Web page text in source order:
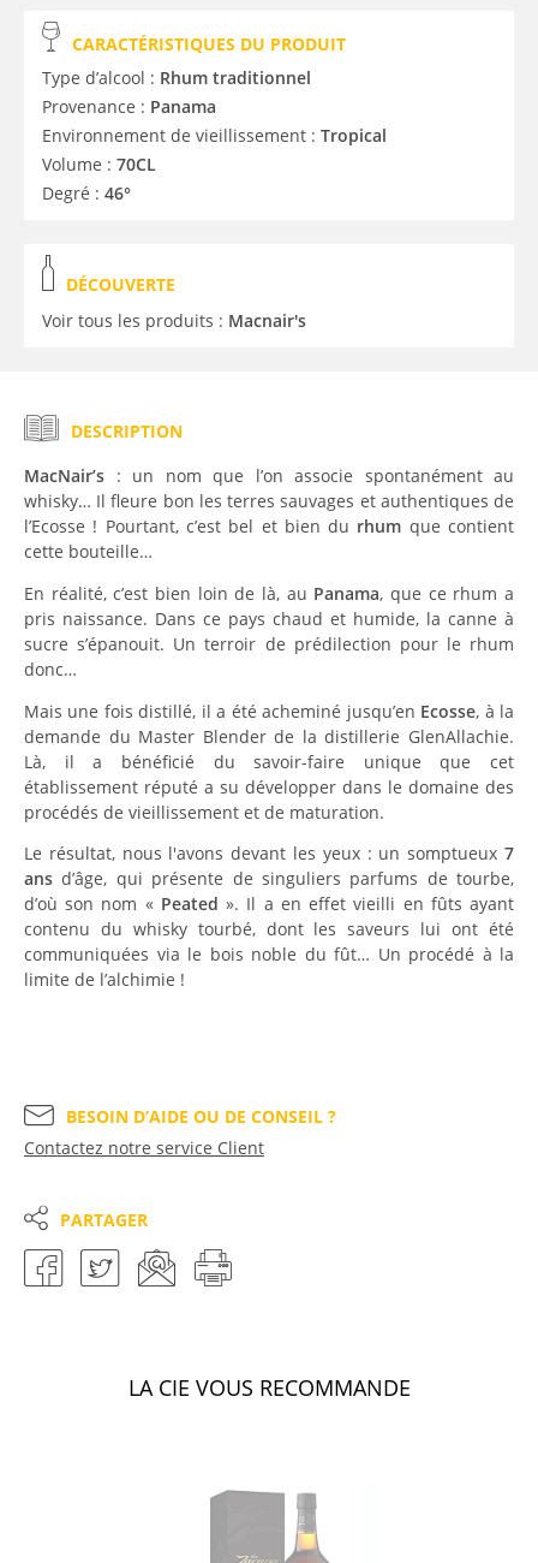
CARACTÉRISTIQUES DU PRODUIT
Type d’alcool : Rhum traditionnel
Provenance : Panama
Environnement de vieillissement : Tropical
Volume : 70CL
Degré : 46°
DÉCOUVERTE
Voir tous les produits : Macnair's
DESCRIPTION
MacNair’s : un nom que l’on associe spontanément au
whisky… Il fleure bon les terres sauvages et authentiques de
l’Ecosse ! Pourtant, c’est bel et bien du rhum que contient
cette bouteille…
En réalité, c’est bien loin de là, au Panama, que ce rhum a
pris naissance. Dans ce pays chaud et humide, la canne à
sucre s’épanouit. Un terroir de prédilection pour le rhum
donc…
Mais une fois distillé, il a été acheminé jusqu’en Ecosse, à la
demande du Master Blender de la distillerie GlenAllachie.
Là, il a bénéficié du savoir-faire unique que cet
établissement réputé a su développer dans le domaine des
procédés de vieillissement et de maturation.
Le résultat, nous l'avons devant les yeux : un somptueux 7
ans d’âge, qui présente de singuliers parfums de tourbe,
d’où son nom « Peated ». Il a en effet vieilli en fûts ayant
contenu du whisky tourbé, dont les saveurs lui ont été
communiquées via le bois noble du fût… Un procédé à la
limite de l’alchimie !
BESOIN D’AIDE OU DE CONSEIL ?
Contactez notre service Client
PARTAGER
LA CIE VOUS RECOMMANDE